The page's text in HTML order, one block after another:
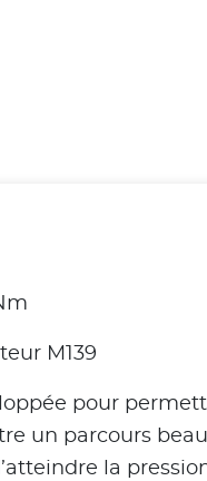
M139
pour
un parcours
la